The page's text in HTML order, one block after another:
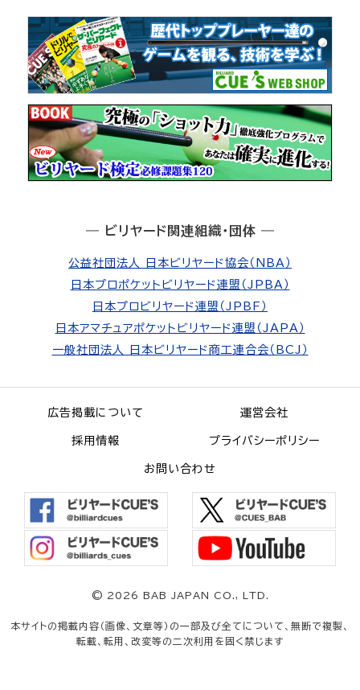
― ビリヤード関連組織・団体 ―
公益社団法人 日本ビリヤード協会（NBA）
日本プロポケットビリヤード連盟（JPBA）
日本プロビリヤード連盟（JPBF）
日本アマチュアポケットビリヤード連盟（JAPA）
一般社団法人 日本ビリヤード商工連合会（BCJ）
広告掲載について 運営会社
採用情報 プライバシーポリシー
お問い合わせ
© 2026 BAB JAPAN CO., LTD.
本サイトの掲載内容（画像、文章等）の一部及び全てについて、無断で複製、
転載、転用、改変等の二次利用を固く禁じます